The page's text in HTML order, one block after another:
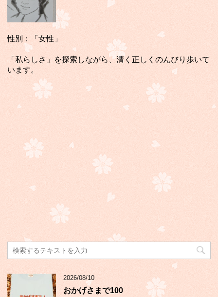
性別：「女性」
「私らしさ」を探索しながら、清く正しくのんびり歩いて
います。
2026/08/10
おかげさまで100